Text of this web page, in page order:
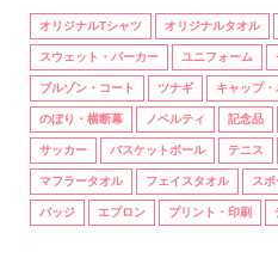
オリジナルTシャツ オリジナルタオル
スウェット・パーカー ユニフォーム
ブルゾン・コート ツナギ キャップ
のぼり・横断幕 ノベルティ 記念品
サッカー バスケットボール テニス
マフラータオル フェイスタオル ス
バッジ エプロン プリント・印刷